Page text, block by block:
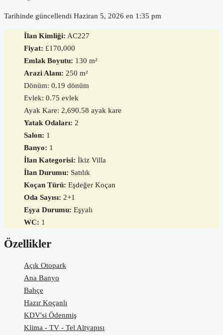
Tarihinde güncellendi Haziran 5, 2026 en 1:35 pm
İlan Kimliği: AC227
Fiyat: £170,000
Emlak Boyutu: 130 m²
Arazi Alanı: 250 m²
Dönüm: 0.19 dönüm
Evlek: 0.75 evlek
Ayak Kare: 2,690.58 ayak kare
Yatak Odaları: 2
Salon: 1
Banyo: 1
İlan Kategorisi: İkiz Villa
İlan Durumu: Satılık
Koçan Türü: Eşdeğer Koçan
Oda Sayısı: 2+1
Eşya Durumu: Eşyalı
WC: 1
Özellikler
Açık Otopark
Ana Banyo
Bahçe
Hazır Koçanlı
KDV'si Ödenmiş
Klima - TV - Tel Altyapısı